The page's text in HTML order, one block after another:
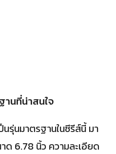
านที่น่าสนใจ
นรุ่นมาตรฐานในซีรีส์นี้ มา
ด 6.78 นิ้ว ความละเอียด